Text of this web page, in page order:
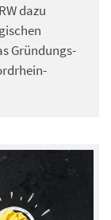
dazu
Gründungs-